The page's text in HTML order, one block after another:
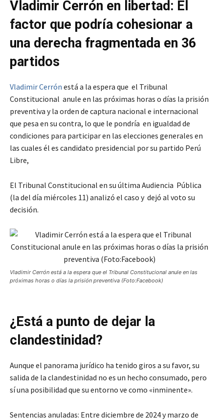
Vladimir Cerrón en libertad: El
factor que podría cohesionar a
una derecha fragmentada en 36
partidos
Vladimir Cerrón está a la espera que el Tribunal
Constitucional anule en las próximas horas o días la prisión
preventiva y la orden de captura nacional e internacional
que pesa en su contra, lo que le pondría en igualdad de
condiciones para participar en las elecciones generales en
las cuales él es candidato presidencial por su partido Perú
Libre,
El Tribunal Constitucional en su última Audiencia Pública
(la del día miércoles 11) analizó el caso y dejó al voto su
decisión.
Vladimir Cerrón está a la espera que el Tribunal Constitucional anule en las
próximas horas o días la prisión preventiva (Foto:Facebook)
¿Está a punto de dejar la
clandestinidad?
Aunque el panorama jurídico ha tenido giros a su favor, su
salida de la clandestinidad no es un hecho consumado, pero
sí una posibilidad que su entorno ve como «inminente».
Sentencias anuladas: Entre diciembre de 2024 y marzo de